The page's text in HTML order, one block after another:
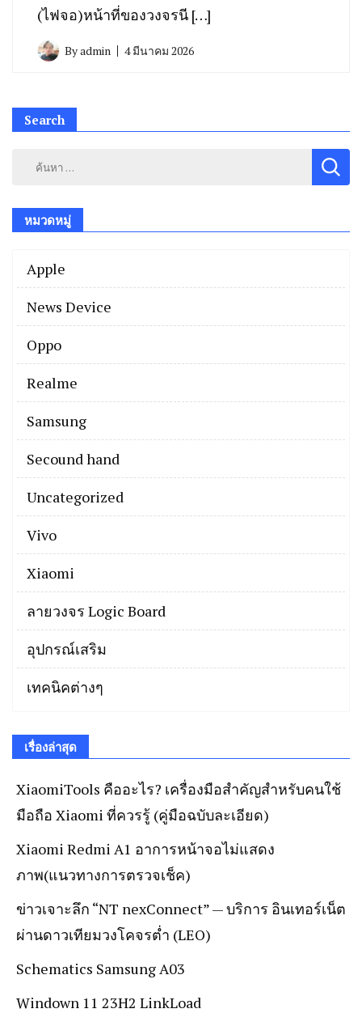
(ไฟจอ)หน้าที่ของวงจรนี […]
Byadmin 4 มีนาคม 2026
Search
ค้นหา
หมวดหมู่
Apple
News Device
Oppo
Realme
Samsung
Secound hand
Uncategorized
Vivo
Xiaomi
ลายวงจร Logic Board
อุปกรณ์เสริม
เทคนิคต่างๆ
เรื่องล่าสุด
XiaomiTools คืออะไร? เครื่องมือสำคัญสำหรับคนใช้
มือถือ Xiaomi ที่ควรรู้ (คู่มือฉบับละเอียด)
Xiaomi Redmi A1 อาการหน้าจอไม่แสดง
ภาพ(แนวทางการตรวจเช็ค)
ข่าวเจาะลึก “NT nexConnect” — บริการ อินเทอร์เน็ต
ผ่านดาวเทียมวงโคจรต่ำ (LEO)
Schematics Samsung A03
Windown 11 23H2 LinkLoad